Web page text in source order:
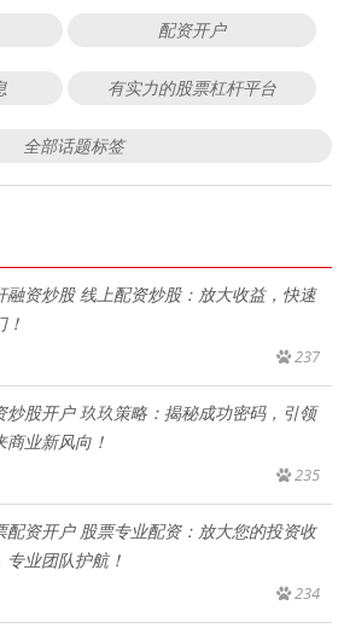
配资开户
有实力的股票杠杆平台
全部话题标签
融资炒股 线上配资炒股：放大收益，快速
！
237
炒股开户 玖玖策略：揭秘成功密码，引领
商业新风向！
235
配资开户 股票专业配资：放大您的投资收
专业团队护航！
234